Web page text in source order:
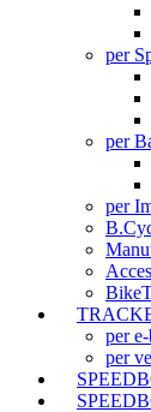
per
per
per
per
per